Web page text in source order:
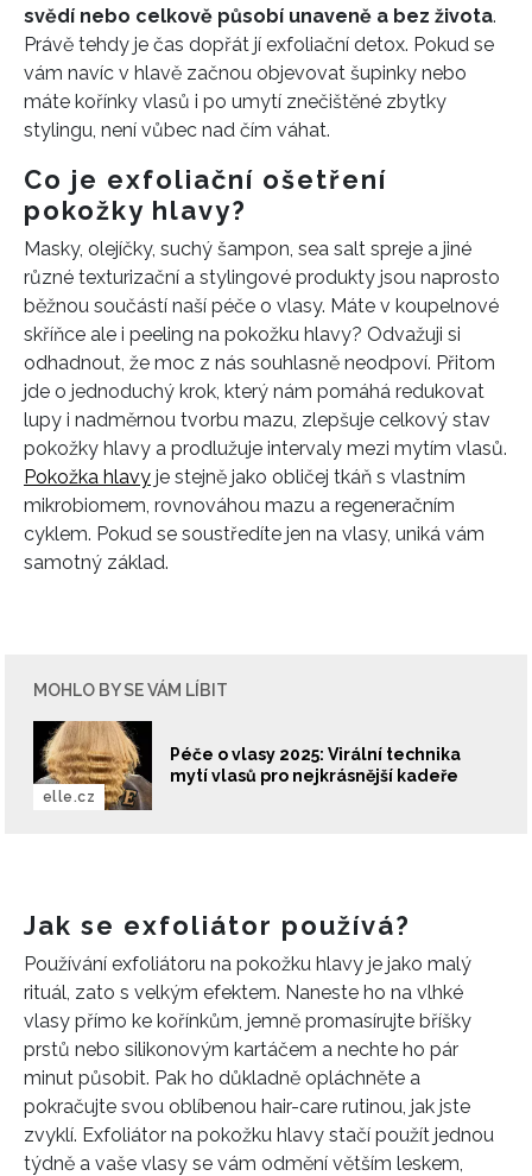
svědí nebo celkově působí unaveně a bez života.
Právě tehdy je čas dopřát jí exfoliační detox. Pokud se
vám navíc v hlavě začnou objevovat šupinky nebo
máte kořínky vlasů i po umytí znečištěné zbytky
stylingu, není vůbec nad čím váhat.
Co je exfoliační ošetření
pokožky hlavy?
Masky, olejíčky, suchý šampon, sea salt spreje a jiné
různé texturizační a stylingové produkty jsou naprosto
běžnou součástí naší péče o vlasy. Máte v koupelnové
skříňce ale i peeling na pokožku hlavy? Odvažuji si
odhadnout, že moc z nás souhlasně neodpoví. Přitom
jde o jednoduchý krok, který nám pomáhá redukovat
lupy i nadměrnou tvorbu mazu, zlepšuje celkový stav
pokožky hlavy a prodlužuje intervaly mezi mytím vlasů.
Pokožka hlavy je stejně jako obličej tkáň s vlastním
mikrobiomem, rovnováhou mazu a regeneračním
cyklem. Pokud se soustředíte jen na vlasy, uniká vám
samotný základ.
MOHLO BY SE VÁM LÍBIT
Péče o vlasy 2025: Virální technika
mytí vlasů pro nejkrásnější kadeře
elle.cz
Jak se exfoliátor používá?
Používání exfoliátoru na pokožku hlavy je jako malý
rituál, zato s velkým efektem. Naneste ho na vlhké
vlasy přímo ke kořínkům, jemně promasírujte bříšky
prstů nebo silikonovým kartáčem a nechte ho pár
minut působit. Pak ho důkladně opláchněte a
pokračujte svou oblíbenou hair-care rutinou, jak jste
zvyklí. Exfoliátor na pokožku hlavy stačí použít jednou
týdně a vaše vlasy se vám odmění větším leskem,